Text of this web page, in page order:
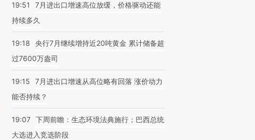
19:51
7月进出口增速高位放缓，价格驱动还能
持续多久
19:18
央行7月继续增持近20吨黄金 累计储备超
过7600万盎司
19:15
7月进出口增速从高位略有回落 涨价动力
能否持续？
19:07 下周前瞻：生态环境法典施行；巴西总统
大选进入竞选阶段